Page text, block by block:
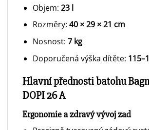
Objem: 23 l
Rozměry: 40 × 29 × 21 cm
Nosnost: 7 kg
Doporučená výška dítěte:
Hlavní přednosti batohu
DOPI 26 A
Ergonomie a zdravý vývoj zad